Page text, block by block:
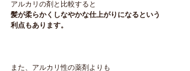
アルカリの剤と比較すると
髪が柔らかくしなやかな仕上がりになるという
利点もあります。
また、アルカリ性の薬剤よりも